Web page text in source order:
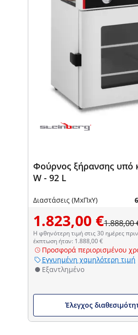
Φούρνος ξήρανσης υπό
W - 92 L
Διαστάσεις (ΜxΠxΥ)
1.823,00 €1.888,00
Η φθηνότερη τιμή στις 30 ημέρες
έκπτωση ήταν: 1.888,00 €
Προσφορά περιορισμένου
Εγγυημένη χαμηλότερη τιμή
Εξαντλημένο
Έλεγχος